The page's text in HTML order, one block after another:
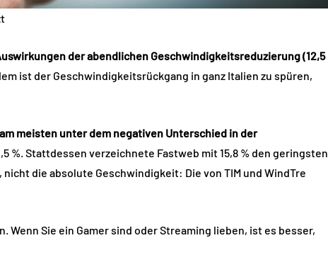
der abendlichen Geschwindigkeitsreduzierung (12,5
ist der Geschwindigkeitsrückgang in ganz Italien zu spüren,
meisten unter dem negativen Unterschied in der
%. Stattdessen verzeichnete Fastweb mit 15,8 % den geringsten
die absolute Geschwindigkeit: Die von TIM und WindTre
Sie ein Gamer sind oder Streaming lieben, ist es besser,